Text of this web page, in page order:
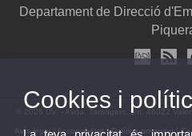
Departament de Direcció
© 2026 UV. - Avda. Tarongers, s/n. 46022
Avís legal| Accessibilitat|Política privacitat|
Cookies i